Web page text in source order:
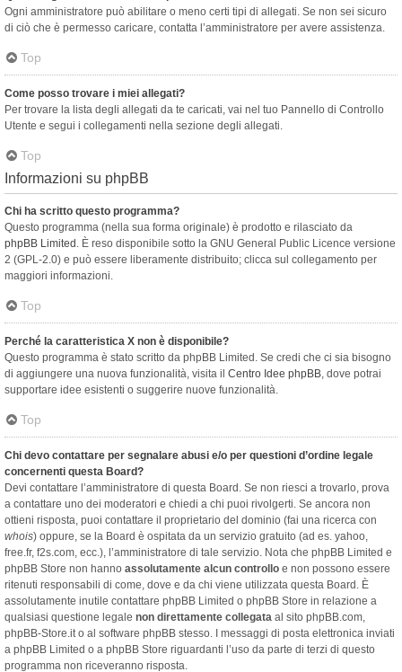
Ogni amministratore può abilitare o meno certi tipi di allegati. Se non sei sicuro
di ciò che è permesso caricare, contatta l’amministratore per avere assistenza.
Top
Come posso trovare i miei allegati?
Per trovare la lista degli allegati da te caricati, vai nel tuo Pannello di Controllo
Utente e segui i collegamenti nella sezione degli allegati.
Top
Informazioni su phpBB
Chi ha scritto questo programma?
Questo programma (nella sua forma originale) è prodotto e rilasciato da
phpBB Limited . È reso disponibile sotto la GNU General Public Licence versione
2 (GPL-2.0) e può essere liberamente distribuito; clicca sul collegamento per
maggiori informazioni.
Top
Perché la caratteristica X non è disponibile?
Questo programma è stato scritto da phpBB Limited. Se credi che ci sia bisogno
di aggiungere una nuova funzionalità, visita il Centro Idee phpBB, dove potrai
supportare idee esistenti o suggerire nuove funzionalità.
Top
Chi devo contattare per segnalare abusi e/o per questioni d’ordine legale
concernenti questa Board?
Devi contattare l’amministratore di questa Board. Se non riesci a trovarlo, prova
a contattare uno dei moderatori e chiedi a chi puoi rivolgerti. Se ancora non
ottieni risposta, puoi contattare il proprietario del dominio (fai una ricerca con
whois) oppure, se la Board è ospitata da un servizio gratuito (ad es. yahoo,
free.fr, f2s.com, ecc.), l’amministratore di tale servizio. Nota che phpBB Limited e
phpBB Store non hanno assolutamente alcun controllo e non possono essere
ritenuti responsabili di come, dove e da chi viene utilizzata questa Board. È
assolutamente inutile contattare phpBB Limited o phpBB Store in relazione a
qualsiasi questione legale non direttamente collegata al sito phpBB.com,
phpBB-Store.it o al software phpBB stesso. I messaggi di posta elettronica inviati
a phpBB Limited o a phpBB Store riguardanti l’uso da parte di terzi di questo
programma non riceveranno risposta.